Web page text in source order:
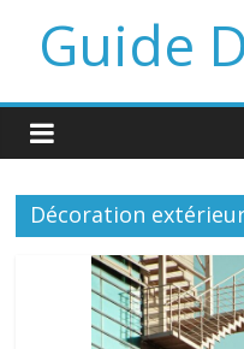
Guide
Décoration